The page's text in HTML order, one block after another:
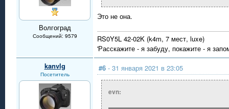
Волгоград
Сообщений: 9579
Это не она.
RS0Y5L 42-02K (k4m, 7 мест, luxe)
'Расскажите - я забуду, покажите - я
kanvlg
Посетитель
#6 - 31 января 2021 в 23:05
evn: